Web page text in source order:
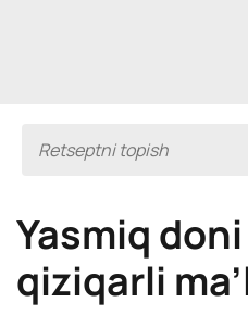
Yasmiq
qiziqarli